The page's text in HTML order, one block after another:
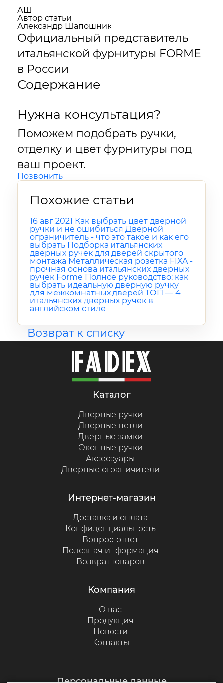
АШ
Автор статьи
Александр Шапошник
Официальный представитель
итальянской фурнитуры FORME
в России
Содержание
Нужна консультация?
Поможем подобрать ручки,
отделку и цвет фурнитуры под
ваш проект.
Позвонить
Похожие статьи
16 авг 2021 Как выбрать цвет дверной
ручки и не ошибиться Дверной
ограничитель - что это такое и как его
выбрать Подборка итальянских
дверных ручек для дверей скрытого
монтажа Металлическая розетка FIXA -
прочная основа итальянских дверных
ручек Forme Полное руководство: как
выбрать идеальную дверную ручку
для межкомнатных дверей ТОП — 4
итальянских дверных ручек в
английском стиле
Возврат к списку
каталог
Дверные ручки
Дверные петли
Дверные замки
Оконные ручки
Аксессуары
Дверные ограничители
интернет-магазин
Доставка и оплата
Конфиденциальность
Вопрос-ответ
Полезная информация
Возврат товаров
компания
О нас
Продукция
Новости
Контакты